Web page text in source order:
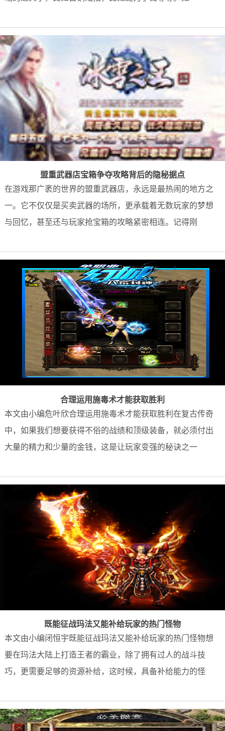
盟重武器店宝箱争夺攻略背后的隐秘据点
在游戏那广袤的世界的盟重武器店，永远是最热闹的地方之
一。它不仅仅是买卖武器的场所，更承载着无数玩家的梦想
与回忆，甚至还与玩家抢宝箱的攻略紧密相连。记得刚
合理运用施毒术才能获取胜利
本文由小编危叶欣合理运用施毒术才能获取胜利在复古传奇
中，如果我们想要获得不俗的战绩和顶级装备，就必须付出
大量的精力和少量的金钱，这是让玩家变强的秘诀之一
既能征战玛法又能补给玩家的热门怪物
本文由小编闭恒宇既能征战玛法又能补给玩家的热门怪物想
要在玛法大陆上打造王者的霸业，除了拥有过人的战斗技
巧，更需要足够的资源补给，这时候，具备补给能力的怪